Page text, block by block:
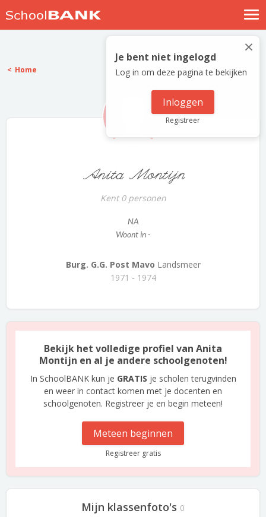
Nostalgische verhalen
Log in
Meld je gratis aan
×
Je bent niet ingelogd
Log in om deze pagina te bekijken
Inloggen
Registreer
Home
Anita Montijn
Kent 0 personen
NA
Woont in -
Burg. G.G. Post Mavo Landsmeer
1971 - 1974
Bekijk het volledige profiel van Anita
Montijn en al je andere schoolgenoten!
In SchoolBANK kun je GRATIS je scholen terugvinden
en weer in contact komen met je docenten en
schoolgenoten. Registreer je en begin meteen!
Meteen beginnen
Registreer gratis
Mijn klassenfoto's 0